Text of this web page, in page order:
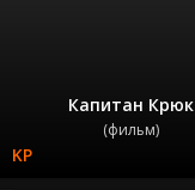
Капитан Крюк
(фильм)